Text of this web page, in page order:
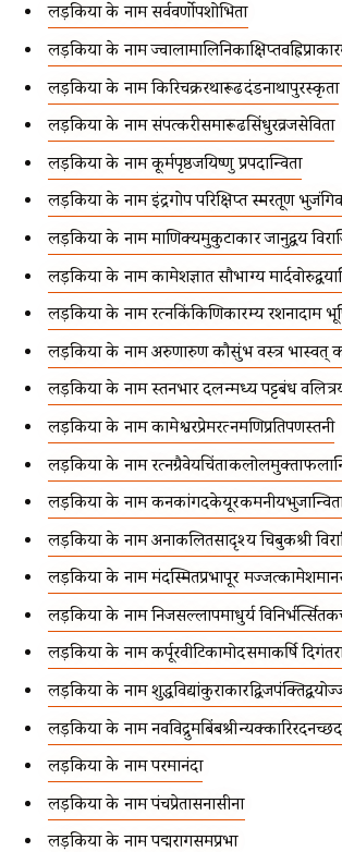
लड़कियों के नाम सर्ववर्णोपशोभिता
लड़कियों के नाम
लड़कियों के नाम किरिचक्ररथारूढदंडनाथापुरस्कृता
लड़कियों के नाम संपत्करीसमारूढसिंधुरव्रजसेविता
लड़कियों के नाम कूर्मपृष्ठजयिष्णु प्रपदान्विता
लड़कियों के नाम इंद्रगोप परिक्षिप्त स्मरतूण
लड़कियों के नाम माणिक्यमुकुटाकार जानुद्वय
लड़कियों के नाम कामेशज्ञात सौभाग्य
लड़कियों के नाम रत्नकिंकिणिकारम्य रशनादाम
लड़कियों के नाम अरुणारुण कौसुंभ वस्त्र भास्वत्
लड़कियों के नाम स्तनभार दलन्मध्य पट्टबंध
लड़कियों के नाम कामेश्वरप्रेमरत्नमणिप्रतिपणस्तनी
लड़कियों के नाम
लड़कियों के नाम
लड़कियों के नाम अनाकलितसादृश्य चिबुकश्री
लड़कियों के नाम मंदस्मितप्रभापूर
लड़कियों के नाम निजसल्लापमाधुर्य
लड़कियों के नाम कर्पूरवीटिकामोदसमाकर्षि
लड़कियों के नाम
लड़कियों के नाम
लड़कियों के नाम परमानंदा
लड़कियों के नाम पंचप्रेतासनासीना
लड़कियों के नाम पद्मरागसमप्रभा